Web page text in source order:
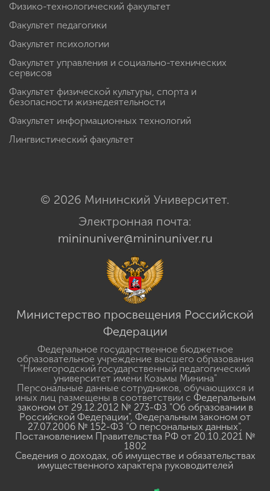
Физико-технологический факультет
Факультет педагогики
Факультет психологии
Факультет управления и социально-технических
сервисов
Факультет физической культуры, спорта и
безопасности жизнедеятельности
Факультет информационных технологий
Лингвистический факультет
© 2026 Мининский Университет.
Электронная почта:
mininuniver@mininuniver.ru
Министерство просвещения Российской
Федерации
Федеральное государственное бюджетное
образовательное учреждение высшего образования
"Нижегородский государственный педагогический
университет имени Козьмы Минина"
Персональные данные сотрудников, обучающихся и
иных лиц размещены в соответствии с Федеральным
законом от 29.12.2012 № 273-ФЗ "Об образовании в
Российской Федерации", Федеральным законом от
27.07.2006 № 152-ФЗ "О персональных данных",
Постановлением Правительства РФ от 20.10.2021 №
1802
Сведения о доходах, об имуществе и обязательствах
имущественного характера руководителей